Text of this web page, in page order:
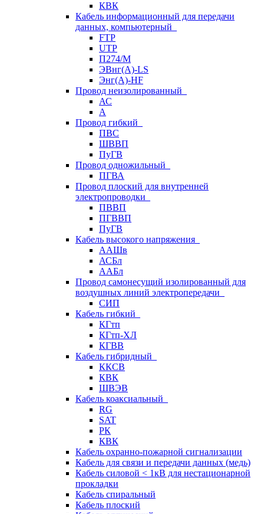
КВК
Кабель информационный для передачи
данных, компьютерный
FTP
UTP
П274/М
ЭВнг(А)-LS
Энг(А)-HF
Провод неизолированный
АС
А
Провод гибкий
ПВС
ШВВП
ПуГВ
Провод одножильный
ПГВА
Провод плоский для внутренней
электропроводки
ПВВП
ПГВВП
ПуГВ
Кабель высокого напряжения
ААШв
АСБл
ААБл
Провод самонесущий изолированный для
воздушных линий электропередачи
СИП
Кабель гибкий
КГтп
КГтп-ХЛ
КГВВ
Кабель гибридный
ККСВ
КВК
ШВЭВ
Кабель коаксиальный
RG
SAT
РК
КВК
Кабель охранно-пожарной сигнализации
Кабель для связи и передачи данных (медь)
Кабель силовой < 1кВ для нестационарной
прокладки
Кабель спиральный
Кабель плоский